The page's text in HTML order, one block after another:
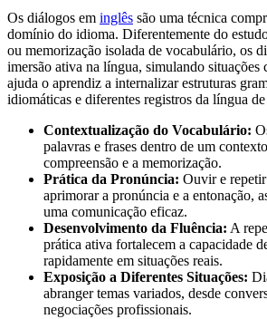
Os diálogos em inglês são uma técnica
domínio do idioma. Diferentemente do
ou memorização isolada de vocabulário, os
imersão ativa na língua, simulando situações
ajuda o aprendiz a internalizar estruturas
idiomáticas e diferentes registros da língua
Contextualização do Vocabulário:
palavras e frases dentro de um
compreensão e a memorização.
Prática da Pronúncia: Ouvir e
aprimorar a pronúncia e a entonação,
uma comunicação eficaz.
Desenvolvimento da Fluência: A
prática ativa fortalecem a capacidade
rapidamente em situações reais.
Exposição a Diferentes Situações:
abranger temas variados, desde
negociações profissionais.